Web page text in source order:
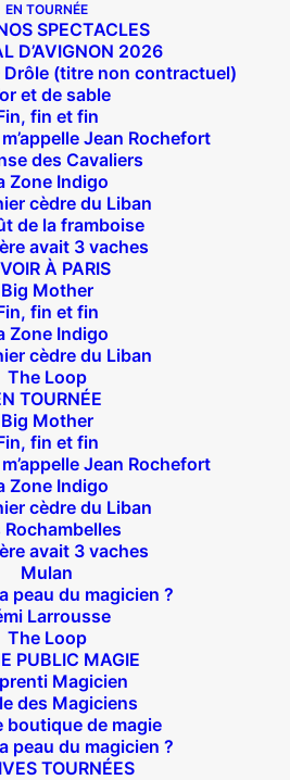
EN TOURNÉE
SPECTACLES
D’AVIGNON 2026
Drôle (titre non contractuel)
et de sable
fin et fin
Jean Rochefort
des Cavaliers
Zone Indigo
cèdre du Liban
de la framboise
avait 3 vaches
À PARIS
Big Mother
fin et fin
Zone Indigo
cèdre du Liban
The Loop
TOURNÉE
Big Mother
fin et fin
Jean Rochefort
Zone Indigo
cèdre du Liban
Rochambelles
avait 3 vaches
Mulan
peau du magicien ?
Larrousse
The Loop
PUBLIC MAGIE
Magicien
des Magiciens
boutique de magie
peau du magicien ?
TOURNÉES
nous !
Béliers Parisiens
75018 Paris
– Loc :01 42 62 35 00
À l’affiche
Big Mother
Zone Indigo
de la framboise
fin et fin
The Loop